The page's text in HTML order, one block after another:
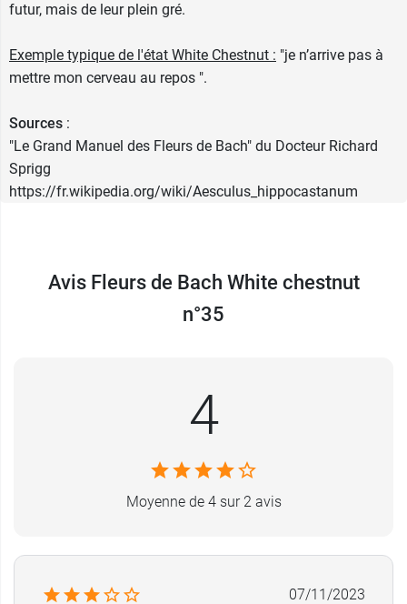
futur, mais de leur plein gré.
Exemple typique de l'état White Chestnut : "je n’arrive pas à
mettre mon cerveau au repos ".
Sources :
"Le Grand Manuel des Fleurs de Bach" du Docteur Richard
Sprigg
https://fr.wikipedia.org/wiki/Aesculus_hippocastanum
Avis Fleurs de Bach White chestnut
n°35
4
Moyenne de 4 sur 2 avis
07/11/2023